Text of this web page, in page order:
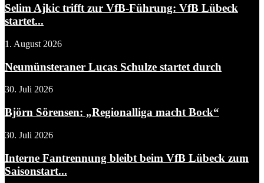
Selim Ajkic trifft zur VfB-Führung: VfB Lübeck
startet...
1. August 2026
Neumünsteraner Lucas Schulze startet durch
30. Juli 2026
Björn Sörensen: „Regionalliga macht Bock“
30. Juli 2026
Interne Fantrennung bleibt beim VfB Lübeck zum
Saisonstart...